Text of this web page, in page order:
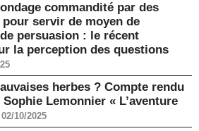
commandité par des
servir de moyen de
persuasion : le récent
la perception des questions
herbes ? Compte rendu
Lemonnier « L’aventure
02/10/2025